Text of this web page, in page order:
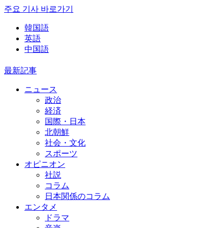
주요 기사 바로가기
韓国語
英語
中国語
最新記事
ニュース
政治
経済
国際・日本
北朝鮮
社会・文化
スポーツ
オピニオン
社説
コラム
日本関係のコラム
エンタメ
ドラマ